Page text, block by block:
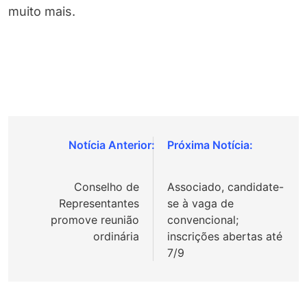
muito mais.
Navegação
Conselho de
Representantes
promove reunião
ordinária
Associado, candidate-
se à vaga de
convencional;
inscrições abertas até
7/9